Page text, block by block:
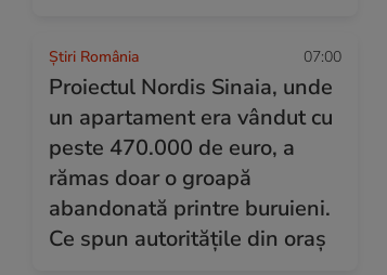
Știri România 07:00
Proiectul Nordis Sinaia, unde
un apartament era vândut cu
peste 470.000 de euro, a
rămas doar o groapă
abandonată printre buruieni.
Ce spun autoritățile din oraș